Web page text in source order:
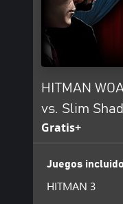
HITMAN
vs. Slim
Gratis+
Juegos
HITMAN 3